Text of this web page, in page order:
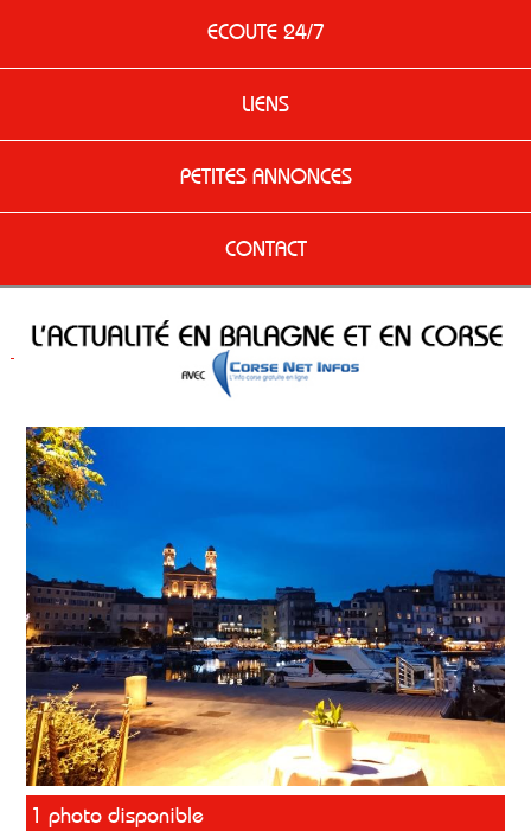
ECOUTE 24/7
LIENS
PETITES ANNONCES
CONTACT
1 photo disponible